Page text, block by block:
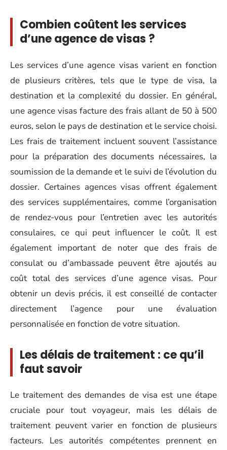
Combien coûtent les services
d’une agence de visas ?
Les services d’une agence visas varient en fonction
de plusieurs critères, tels que le type de visa, la
destination et la complexité du dossier. En général,
une agence visas facture des frais allant de 50 à 500
euros, selon le pays de destination et le service choisi.
Les frais de traitement incluent souvent l’assistance
pour la préparation des documents nécessaires, la
soumission de la demande et le suivi de l’évolution du
dossier. Certaines agences visas offrent également
des services supplémentaires, comme l’organisation
de rendez-vous pour l’entretien avec les autorités
consulaires, ce qui peut influencer le coût. Il est
également important de noter que des frais de
consulat ou d’ambassade peuvent être ajoutés au
coût total des services d’une agence visas. Pour
obtenir un devis précis, il est conseillé de contacter
directement l’agence pour une évaluation
personnalisée en fonction de votre situation.
Les délais de traitement : ce qu’il
faut savoir
Le traitement des demandes de visa est une étape
cruciale pour tout voyageur, mais les délais de
traitement peuvent varier en fonction de plusieurs
facteurs. Les autorités compétentes prennent en